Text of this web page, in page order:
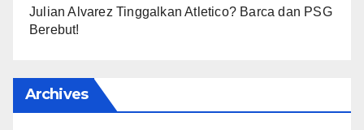
Julian Alvarez Tinggalkan Atletico? Barca dan PSG
Berebut!
Archives